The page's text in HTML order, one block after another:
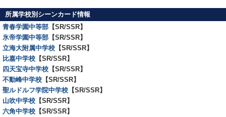
所属学校別シーンカード情報
青春学園中等部 【SR/SSR】
氷帝学園中等部 【SR/SSR】
立海大附属中学校 【SR/SSR】
比嘉中学校 【SR/SSR】
四天宝寺中学校 【SR/SSR】
不動峰中学校 【SR/SSR】
聖ルドルフ学院中学校 【SR/SSR】
山吹中学校 【SR/SSR】
六角中学校 【SR/SSR】